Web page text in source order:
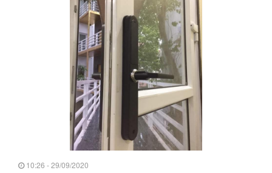
10:26 - 29/09/2020